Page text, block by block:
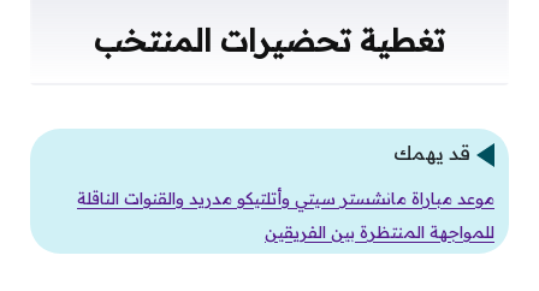
تغطية تحضيرات المنتخب
قد يهمك
موعد مباراة مانشستر سيتي وأتلتيكو مدريد والقنوات الناقلة
للمواجهة المنتظرة بين الفريقين